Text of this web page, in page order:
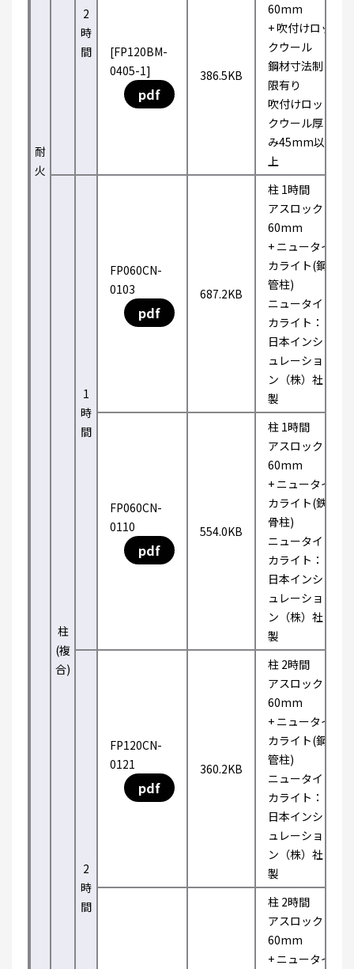
耐
火
2
時
間
[FP120BM-
0405-1]
pdf
386.5KB
60mm
+ 吹付けロッ
クウール
鋼材寸法制
限有り
吹付けロッ
クウール厚
み45mm以
上
柱
(複
合)
1
時
間
FP060CN-
0103
pdf
687.2KB
柱 1時間
アスロック
60mm
+ ニュータイ
カライト(鋼
管柱)
ニュータイ
カライト：
日本インシ
ュレーショ
ン（株）社
製
FP060CN-
0110
pdf
554.0KB
柱 1時間
アスロック
60mm
+ ニュータイ
カライト(鉄
骨柱)
ニュータイ
カライト：
日本インシ
ュレーショ
ン（株）社
製
2
時
間
FP120CN-
0121
pdf
360.2KB
柱 2時間
アスロック
60mm
+ ニュータイ
カライト(鋼
管柱)
ニュータイ
カライト：
日本インシ
ュレーショ
ン（株）社
製
柱 2時間
アスロック
60mm
+ ニュータイ